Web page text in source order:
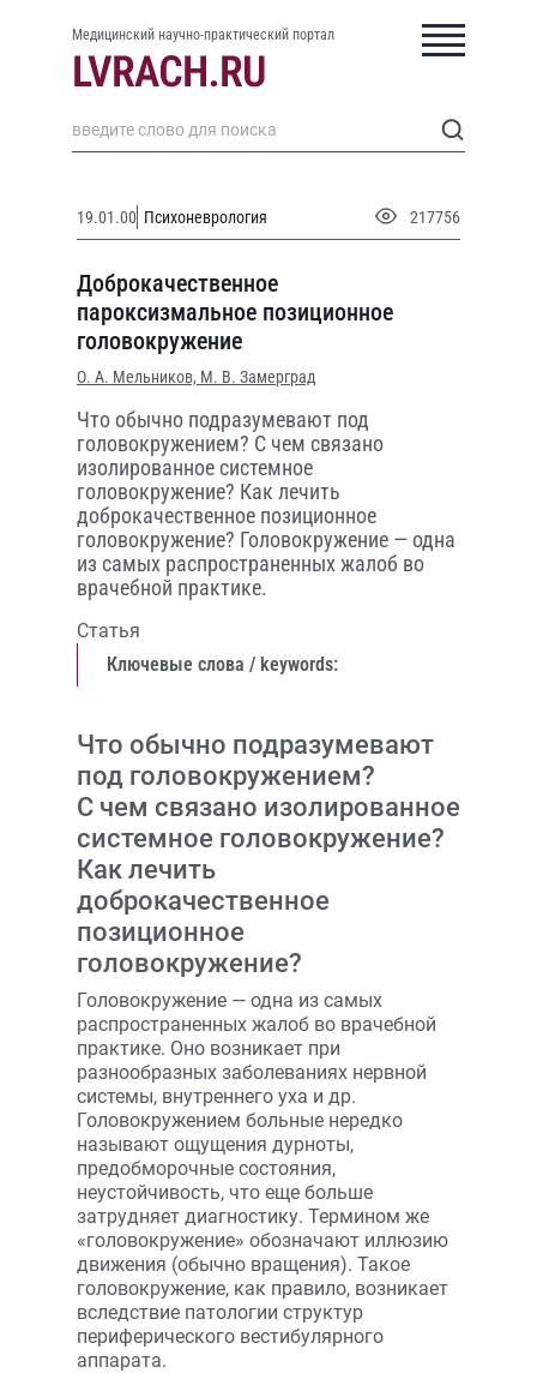
Медицинский научно-практический портал
19.01.00 Психоневрология 217756
Доброкачественное
пароксизмальное позиционное
головокружение
О. А. Мельников, М. В. Замерград
Что обычно подразумевают под
головокружением? С чем связано
изолированное системное
головокружение? Как лечить
доброкачественное позиционное
головокружение? Головокружение — одна
из самых распространенных жалоб во
врачебной практике.
Статья
Ключевые слова / keywords:
Что обычно подразумевают
под головокружением?
С чем связано изолированное
системное головокружение?
Как лечить
доброкачественное
позиционное
головокружение?
Головокружение — одна из самых
распространенных жалоб во врачебной
практике. Оно возникает при
разнообразных заболеваниях нервной
системы, внутреннего уха и др.
Головокружением больные нередко
называют ощущения дурноты,
предобморочные состояния,
неустойчивость, что еще больше
затрудняет диагностику. Термином же
«головокружение» обозначают иллюзию
движения (обычно вращения). Такое
головокружение, как правило, возникает
вследствие патологии структур
периферического вестибулярного
аппарата.